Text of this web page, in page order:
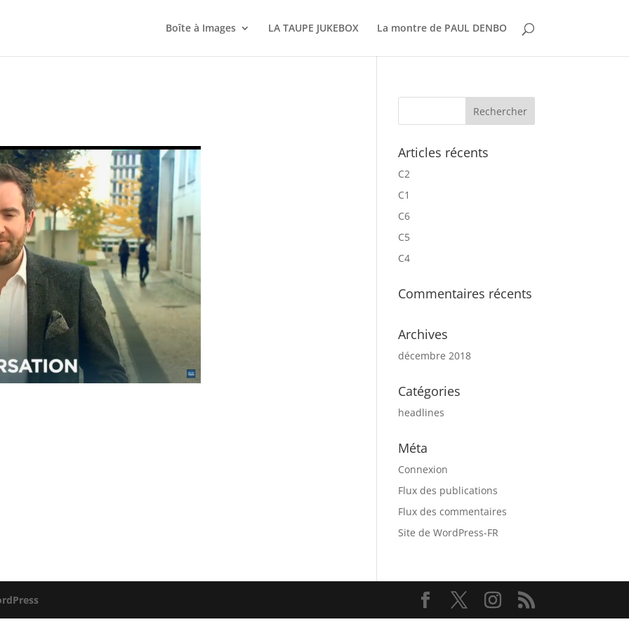
Boîte à Images LA TAUPE JUKEBOX La montre de PAUL DENBO
Articles récents
C2
C1
C6
C5
C4
Commentaires récents
Archives
décembre 2018
Catégories
headlines
Méta
Connexion
Flux des publications
Flux des commentaires
Site de WordPress-FR